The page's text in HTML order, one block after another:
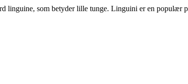
linguine, som betyder lille tunge. Linguini er en populær